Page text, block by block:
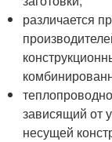
различается
зависящий от
несущей